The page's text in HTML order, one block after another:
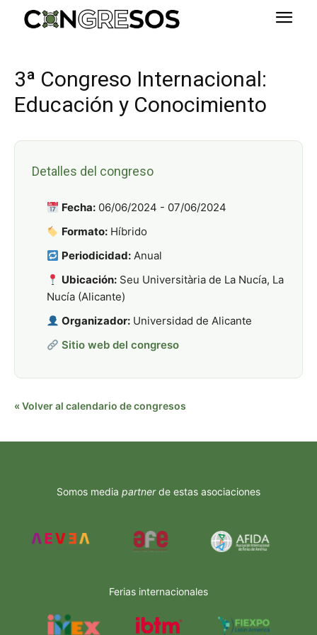
3ª Congreso Internacional:
Educación y Conocimiento
Detalles del congreso
Fecha: 06/06/2024 - 07/06/2024
Formato: Híbrido
Periodicidad: Anual
Ubicación: Seu Universitària de La Nucía, La
Nucía (Alicante)
Organizador: Universidad de Alicante
Sitio web del congreso
« Volver al calendario de congresos
Somos media partnerde estas asociaciones
Ferias internacionales